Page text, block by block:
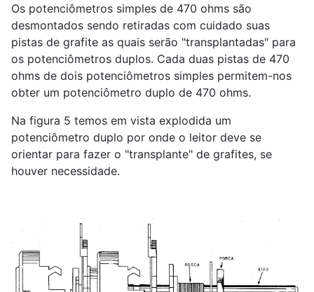
Os potenciômetros simples de 470 ohms são
desmontados sendo retiradas com cuidado suas
pistas de grafite as quais serão "transplantadas" para
os potenciômetros duplos. Cada duas pistas de 470
ohms de dois potenciômetros simples permitem-nos
obter um potenciômetro duplo de 470 ohms.
Na figura 5 temos em vista explodida um
potenciômetro duplo por onde o leitor deve se
orientar para fazer o "transplante" de grafites, se
houver necessidade.